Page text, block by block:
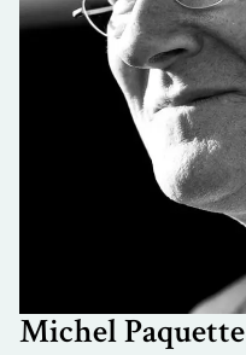
Michel Paquette